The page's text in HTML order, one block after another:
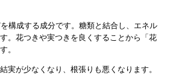
構成する成分です。糖類と結合し、エネル
。花つきや実つきを良くすることから「花
。
実が少なくなり、根張りも悪くなります。